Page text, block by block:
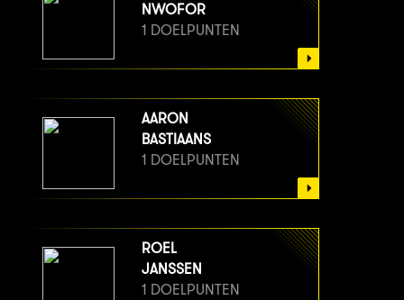
NWOFOR
1 DOELPUNTEN
AARON
BASTIAANS
1 DOELPUNTEN
ROEL
JANSSEN
1 DOELPUNTEN